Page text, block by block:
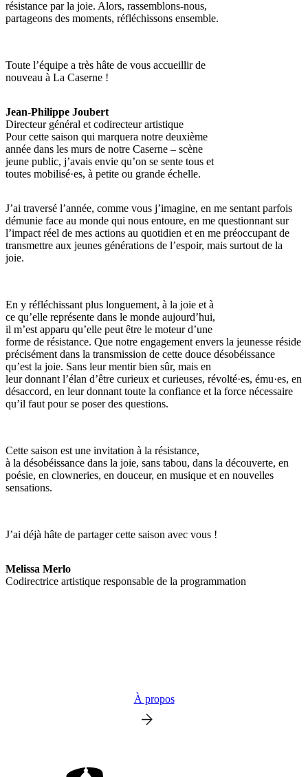
résistance par la joie. Alors, rassemblons-nous,
partageons des moments, réfléchissons ensemble.
Toute l’équipe a très hâte de vous accueillir de
nouveau à La Caserne !
Jean-Philippe Joubert
Directeur général et codirecteur artistique
Pour cette saison qui marquera notre deuxième
année dans les murs de notre Caserne – scène
jeune public, j’avais envie qu’on se sente tous et
toutes mobilisé·es, à petite ou grande échelle.
J’ai traversé l’année, comme vous j’imagine, en me sentant parfois
démunie face au monde qui nous entoure, en me questionnant sur
l’impact réel de mes actions au quotidien et en me préoccupant de
transmettre aux jeunes générations de l’espoir, mais surtout de la
joie.
En y réfléchissant plus longuement, à la joie et à
ce qu’elle représente dans le monde aujourd’hui,
il m’est apparu qu’elle peut être le moteur d’une
forme de résistance. Que notre engagement envers la jeunesse réside
précisément dans la transmission de cette douce désobéissance
qu’est la joie. Sans leur mentir bien sûr, mais en
leur donnant l’élan d’être curieux et curieuses, révolté·es, ému·es, en
désaccord, en leur donnant toute la confiance et la force nécessaire
qu’il faut pour se poser des questions.
Cette saison est une invitation à la résistance,
à la désobéissance dans la joie, sans tabou, dans la découverte, en
poésie, en clowneries, en douceur, en musique et en nouvelles
sensations.
J’ai déjà hâte de partager cette saison avec vous !
Melissa Merlo
Codirectrice artistique responsable de la programmation
À propos